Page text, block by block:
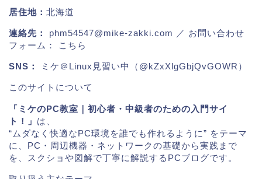
居住地： 北海道
連絡先： phm54547@mike-zakki.com ／ お問い合わせ
フォーム：
こちら
SNS： ミケ＠Linux見習い中（@kZxXlgGbjQvGOWR）
このサイトについて
「ミケのPC教室｜初心者・中級者のための入門サイ
ト！」 は、
“ムダなく快適なPC環境を誰でも作れるように” をテーマ
に、PC・周辺機器・ネットワークの基礎から実践まで
を、スクショや図解で丁寧に解説するPCブログです。